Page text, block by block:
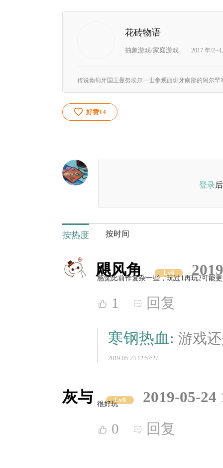
花砖物语
抽象游戏/家庭游戏 2017 年/
好赞14
登录
按热度 按时间
飓风角 Lv6
感觉比前作复杂一些，玩过1再玩2可能
1 回复
寒钢热血: 游戏
2019-05-23 12:57:27
灰与 Lv9 2019-05-24
很好玩
0 回复